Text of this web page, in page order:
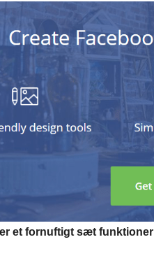
et fornuftigt sæt funktioner